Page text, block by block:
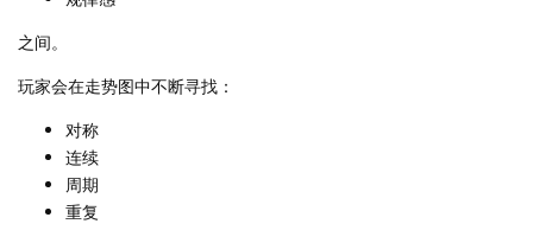
之间。
玩家会在走势图中不断寻找：
对称
连续
周期
重复